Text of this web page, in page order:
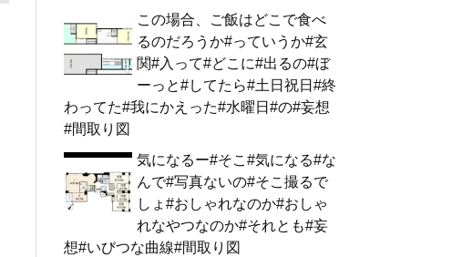
この場合、ご飯はどこで食べ
るのだろうか#っていうか#玄
関#入って#どこに#出るの#ぼ
ーっと#してたら#土日祝日#終
わってた#我にかえった#水曜日#の#妄想
#間取り図
気になるー#そこ#気になる#な
んで#写真ないの#そこ撮るで
しょ#おしゃれなのか#おしゃ
れなやつなのか#それとも#妄
想#いびつな曲線#間取り図